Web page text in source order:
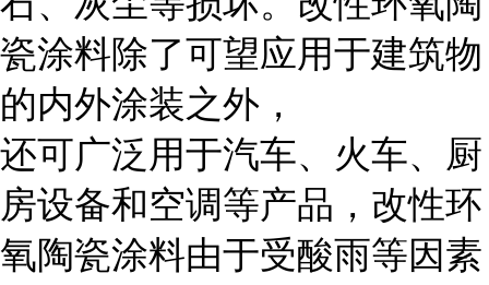
瓷涂料除了可望应用于建筑物
的内外涂装之外，
还可广泛用于汽车、火车、厨
房设备和空调等产品，改性环
氧陶瓷涂料由于受酸雨等因素